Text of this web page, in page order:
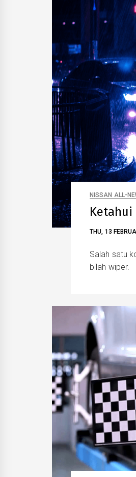
NISSAN ALL-
Ketahui
THU, 13
Salah satu
bilah wiper.